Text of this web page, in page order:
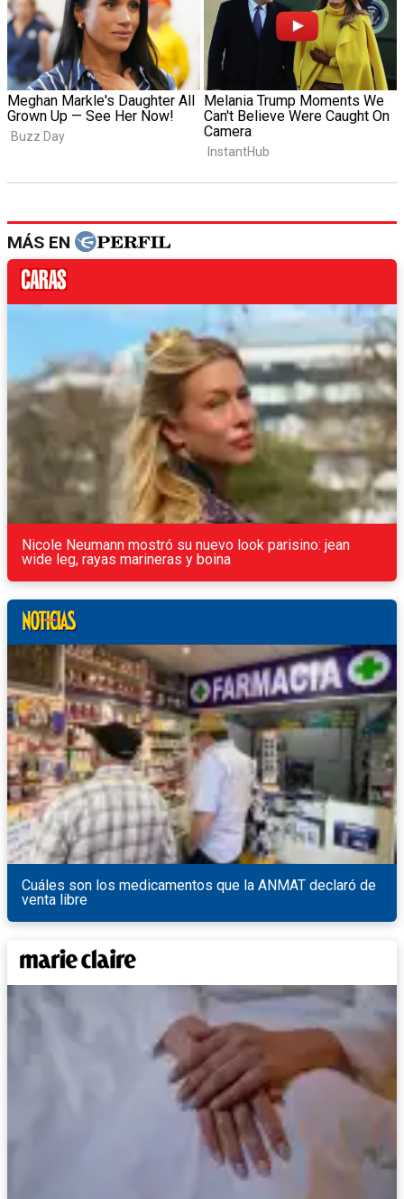
MÁS EN
Nicole Neumann mostró su nuevo look parisino: jean
wide leg, rayas marineras y boina
Cuáles son los medicamentos que la ANMAT declaró de
venta libre